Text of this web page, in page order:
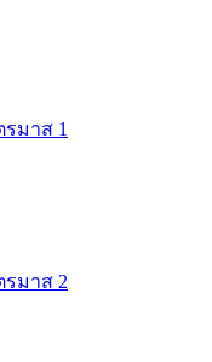
รมาส 1
รมาส 2